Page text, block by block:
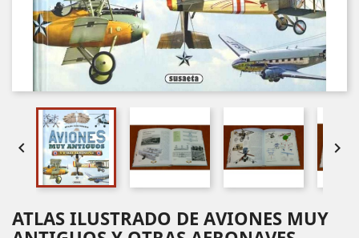
 
ATLAS ILUSTRADO DE AVIONES MUY